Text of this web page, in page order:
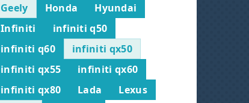
Geely
Honda
Hyundai
Infiniti
infiniti q50
infiniti q60
infiniti qx50
infiniti qx55
infiniti qx60
infiniti qx80
Lada
Lexus